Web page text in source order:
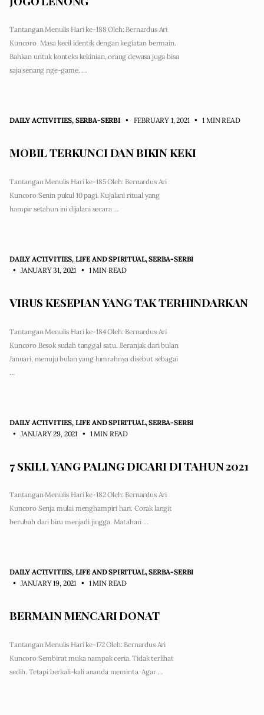
Tantangan Menulis Hari ke-188 Oleh: Bernardus Ari
Kuncoro Masa kecil identik dengan kegiatan bermain.
Bahkan untuk konteks kekinian, orang dewasa juga bisa
saja senang nge-game. …
DAILY ACTIVITIES, SERBA-SERBI • FEBRUARY 1, 2021 • 1 MIN READ
MOBIL TERKUNCI DAN BIKIN KEKI
Tantangan Menulis Hari ke-185 Oleh: Bernardus Ari
Kuncoro Senin pukul 10 pagi. Kujalani ritual yang
hampir setahun ini dijalani secara …
DAILY ACTIVITIES, LIFE AND SPIRITUAL,SERBA-SERBI
• JANUARY 31, 2021
• 1 MIN READ
VIRUS KESEPIAN YANG TAK TERHINDARKAN
Tantangan Menulis Hari ke-184 Oleh: Bernardus Ari
Kuncoro Besok sudah tanggal satu. Beranjak dari bulan
Januari, menuju bulan yang lumrahnya disebut sebagai
…
DAILY ACTIVITIES, LIFE AND SPIRITUAL,SERBA-SERBI
• JANUARY 29, 2021
• 1 MIN READ
7 SKILL YANG PALING DICARI DI TAHUN 2021
Tantangan Menulis Hari ke-182 Oleh: Bernardus Ari
Kuncoro Senja mulai menghampiri hari. Corak langit
berubah dari biru menjadi jingga. Matahari …
DAILY ACTIVITIES, LIFE AND SPIRITUAL,SERBA-SERBI
• JANUARY 19, 2021 • 1 MIN READ
BERMAIN MENCARI DONAT
Tantangan Menulis Hari ke-172 Oleh: Bernardus Ari
Kuncoro Sembirat muka nampak ceria. Tidak terlihat
sedih. Tetapi berkali-kali ananda meminta. Agar …